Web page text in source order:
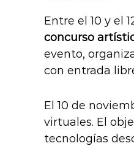
Entre el 10 y el
concurso
evento,
con entrada
El 10 de
virtuales. El
tecnologías